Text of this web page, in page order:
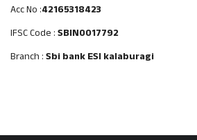
Acc No :42165318423
IFSC Code :SBIN0017792
Branch :Sbi bank ESI kalaburagi